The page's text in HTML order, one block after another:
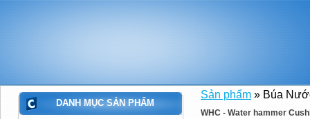
DANH MỤC SẢN PHẨM
Sản phẩm » Búa
WHC - Water hammer